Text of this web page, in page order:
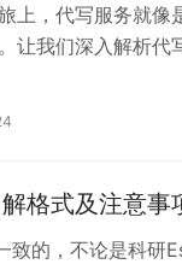
上，代写服务就像
让我们深入解析代
格式及注意事
致的，不论是科研